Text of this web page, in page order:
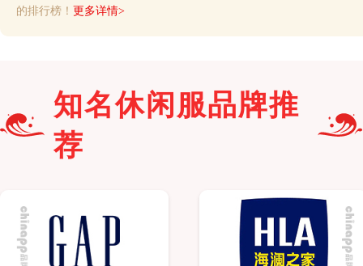
的排行榜！ 更多详情>
知名休闲服品牌推
荐